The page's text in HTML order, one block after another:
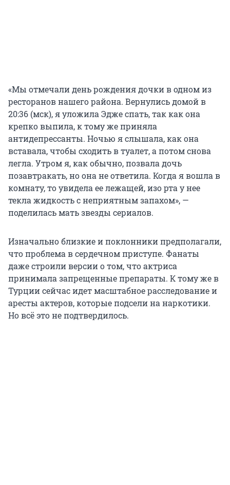
«Мы отмечали день рождения дочки в одном из
ресторанов нашего района. Вернулись домой в
20:36 (мск), я уложила Эдже спать, так как она
крепко выпила, к тому же приняла
антидепрессанты. Ночью я слышала, как она
вставала, чтобы сходить в туалет, а потом снова
легла. Утром я, как обычно, позвала дочь
позавтракать, но она не ответила. Когда я вошла в
комнату, то увидела ее лежащей, изо рта у нее
текла жидкость с неприятным запахом», —
поделилась мать звезды сериалов.
Изначально близкие и поклонники предполагали,
что проблема в сердечном приступе. Фанаты
даже строили версии о том, что актриса
принимала запрещенные препараты. К тому же в
Турции сейчас идет масштабное расследование и
аресты актеров, которые подсели на наркотики.
Но всё это не подтвердилось.